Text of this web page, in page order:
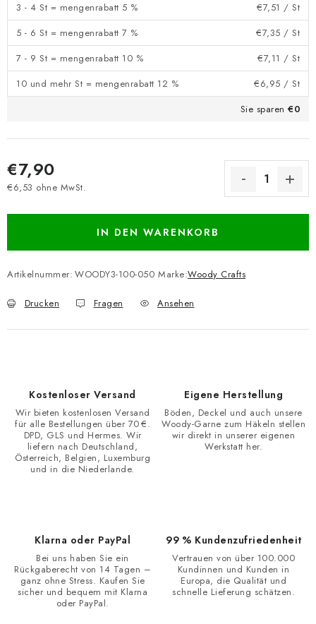
3 - 4 St = mengenrabatt 5 %
€7,51 / St
5 - 6 St = mengenrabatt 7 %
€7,35 / St
7 - 9 St = mengenrabatt 10 %
€7,11 / St
10 und mehr St = mengenrabatt 12 %
€6,95 / St
Sie sparen €0
€7,90
€6,53 ohne MwSt.
IN DEN WARENKORB
Artikelnummer: WOODY3-100-050 Marke:Woody Crafts
Drucken Fragen Ansehen
Kostenloser Versand
Wir bieten kostenlosen Versand
für alle Bestellungen über 70 €.
DPD, GLS und Hermes. Wir
liefern nach Deutschland,
Österreich, Belgien, Luxemburg
und in die Niederlande.
Eigene Herstellung
Böden, Deckel und auch unsere
Woody-Garne zum Häkeln stellen
wir direkt in unserer eigenen
Werkstatt her.
Klarna oder PayPal
Bei uns haben Sie ein
Rückgaberecht von 14 Tagen –
ganz ohne Stress. Kaufen Sie
sicher und bequem mit Klarna
oder PayPal.
99 % Kundenzufriedenheit
Vertrauen von über 100.000
Kundinnen und Kunden in
Europa, die Qualität und
schnelle Lieferung schätzen.